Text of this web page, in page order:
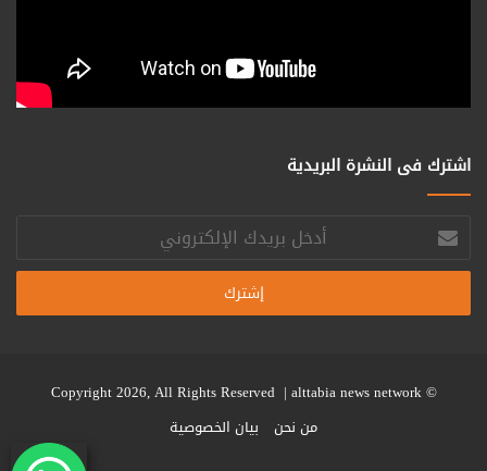
اشترك فى النشرة البريدية
أدخل
بريدك
الإلكتروني
© Copyright 2026, All Rights Reserved |
alttabia news network
من نحن
بيان الخصوصية